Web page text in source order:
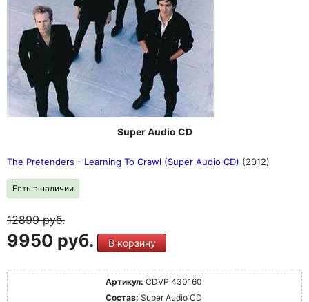
Super Audio CD
The Pretenders - Learning To Crawl (Super Audio CD) (2012)
Есть в наличии
12899руб.
9950 руб. В корзину
Артикул: CDVP 430160
Состав: Super Audio CD